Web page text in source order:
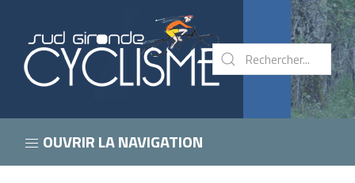
OUVRIR LA NAVIGATION